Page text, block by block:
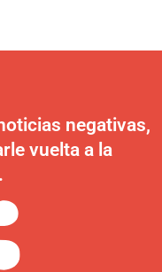
negativas,
vuelta a la